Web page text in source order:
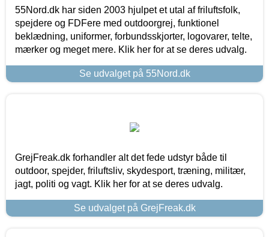
55Nord.dk har siden 2003 hjulpet et utal af friluftsfolk,
spejdere og FDFere med outdoorgrej, funktionel
beklædning, uniformer, forbundsskjorter, logovarer, telte,
mærker og meget mere. Klik her for at se deres udvalg.
Se udvalget på 55Nord.dk
GrejFreak.dk forhandler alt det fede udstyr både til
outdoor, spejder, friluftsliv, skydesport, træning, militær,
jagt, politi og vagt. Klik her for at se deres udvalg.
Se udvalget på GrejFreak.dk